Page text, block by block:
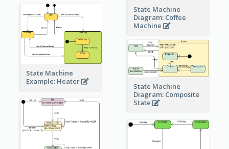
State Machine
Diagram: Coffee
Machine
State Machine
Example: Heater
State Machine
Diagram: Composite
State